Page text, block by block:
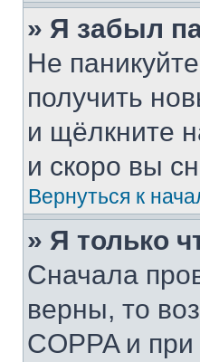
» Я забыл
Не
получить
и щёлкните
и скоро вы
Вернуться к
» Я только
Сначала
верны, то
COPPA и